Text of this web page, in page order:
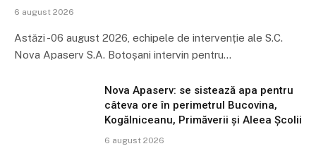
6 august 2026
Astăzi -06 august 2026, echipele de intervenție ale S.C.
Nova Apaserv S.A. Botoșani intervin pentru…
Nova Apaserv: se sistează apa pentru
câteva ore în perimetrul Bucovina,
Kogălniceanu, Primăverii și Aleea Școlii
6 august 2026